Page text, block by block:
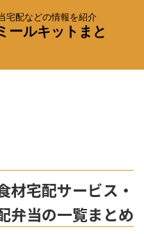
宅配などの情報を紹介
ールキットまと
材宅配サービス・
弁当の一覧まとめ